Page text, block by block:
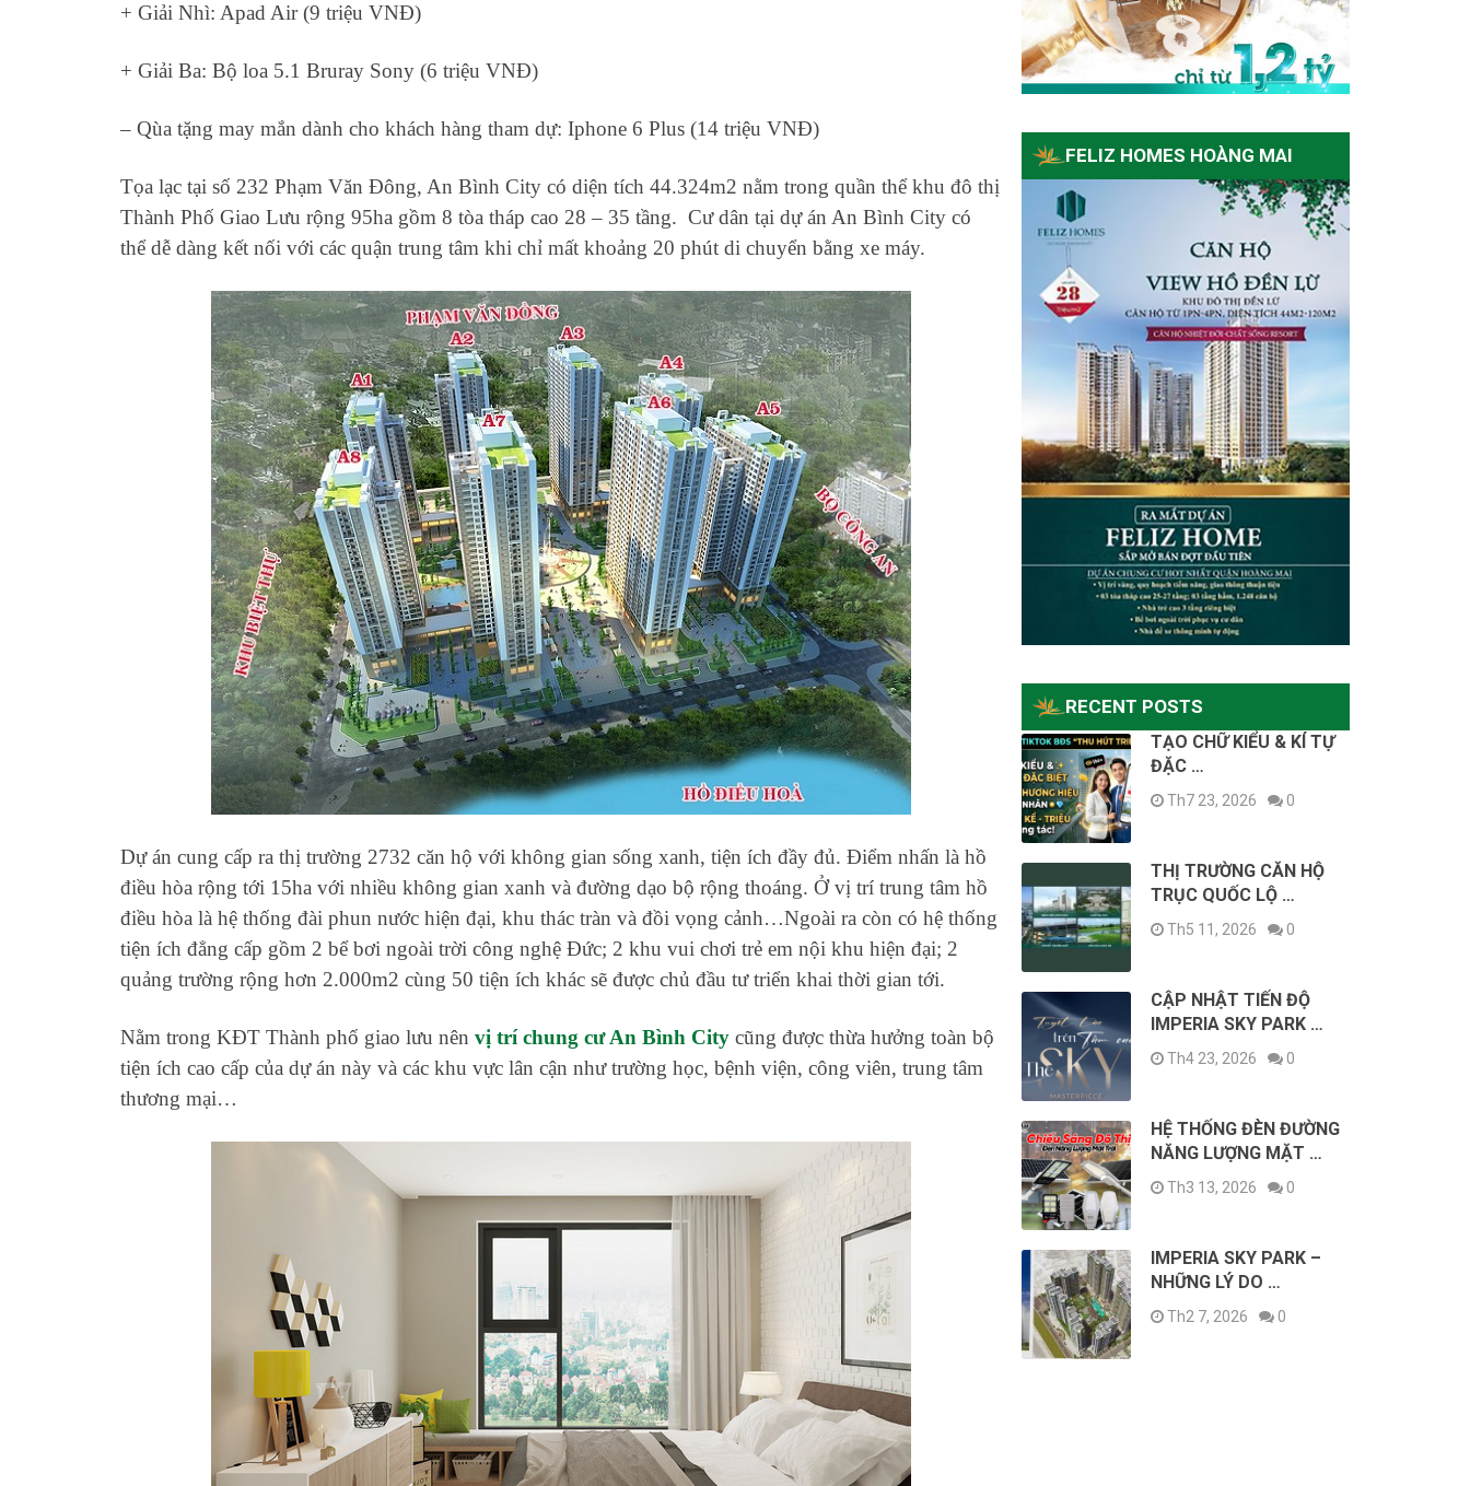
+ Giải Nhì: Apad Air (9 triệu VNĐ)
+ Giải Ba: Bộ loa 5.1 Bruray Sony (6 triệu VNĐ)
– Qùa tặng may mắn dành cho khách hàng tham dự: Iphone 6 Plus (14 triệu VNĐ)
Tọa lạc tại số 232 Phạm Văn Đông, An Bình City có diện tích 44.324m2 nằm trong quần thể khu đô thị
Thành Phố Giao Lưu rộng 95ha gồm 8 tòa tháp cao 28 – 35 tầng. Cư dân tại dự án An Bình City có
thể dễ dàng kết nối với các quận trung tâm khi chỉ mất khoảng 20 phút di chuyển bằng xe máy.
Dự án cung cấp ra thị trường 2732 căn hộ với không gian sống xanh, tiện ích đầy đủ. Điểm nhấn là hồ
điều hòa rộng tới 15ha với nhiều không gian xanh và đường dạo bộ rộng thoáng. Ở vị trí trung tâm hồ
điều hòa là hệ thống đài phun nước hiện đại, khu thác tràn và đồi vọng cảnh…Ngoài ra còn có hệ thống
tiện ích đẳng cấp gồm 2 bể bơi ngoài trời công nghệ Đức; 2 khu vui chơi trẻ em nội khu hiện đại; 2
quảng trường rộng hơn 2.000m2 cùng 50 tiện ích khác sẽ được chủ đầu tư triển khai thời gian tới.
Nằm trong KĐT Thành phố giao lưu nên vị trí chung cư An Bình City cũng được thừa hưởng toàn bộ
tiện ích cao cấp của dự án này và các khu vực lân cận như trường học, bệnh viện, công viên, trung tâm
thương mại…
FELIZ HOMES HOÀNG MAI
RECENT POSTS
TẠO CHỮ KIỂU & KÍ TỰ
ĐẶC …
Th7 23, 2026 0
THỊ TRƯỜNG CĂN HỘ
TRỤC QUỐC LỘ …
Th5 11, 2026 0
CẬP NHẬT TIẾN ĐỘ
IMPERIA SKY PARK …
Th4 23, 2026 0
HỆ THỐNG ĐÈN ĐƯỜNG
NĂNG LƯỢNG MẶT …
Th3 13, 2026 0
IMPERIA SKY PARK –
NHỮNG LÝ DO …
Th2 7, 2026 0